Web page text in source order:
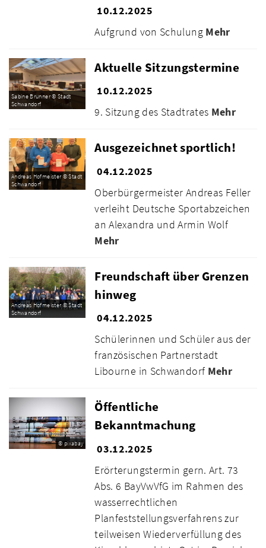
10.12.2025
Aufgrund von Schulung Mehr
Sabine Brunner © Stadt
Schwandorf
Aktuelle Sitzungstermine
10.12.2025
9. Sitzung des Stadtrates Mehr
Andreas Hofmeister © Stadt
Schwandorf
Ausgezeichnet sportlich!
04.12.2025
Oberbürgermeister Andreas Feller
verleiht Deutsche Sportabzeichen
an Alexandra und Armin Wolf
Mehr
Andreas Hofmeister © Stadt
Schwandorf
Freundschaft über Grenzen
hinweg
04.12.2025
Schülerinnen und Schüler aus der
französischen Partnerstadt
Libourne in Schwandorf Mehr
© pixabay
Öffentliche
Bekanntmachung
03.12.2025
Erörterungstermin gern. Art. 73
Abs. 6 BayVwVfG im Rahmen des
wasserrechtlichen
Planfeststellungsverfahrens zur
teilweisen Wiederverfüllung des